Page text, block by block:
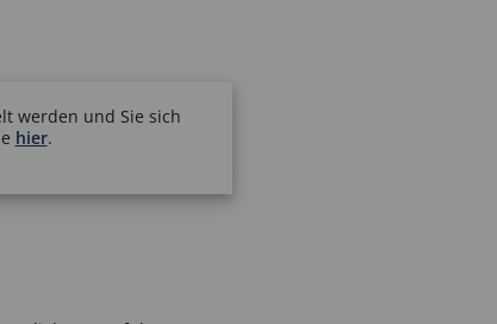
werden und Sie sich
hier.